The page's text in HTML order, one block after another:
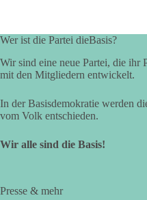
Wer ist die Partei dieBasis?
Wir sind eine neue Partei, die ihr
mit den Mitgliedern entwickelt.
In der Basisdemokratie werden
vom Volk entschieden.
Wir alle sind die Basis!
Presse & mehr